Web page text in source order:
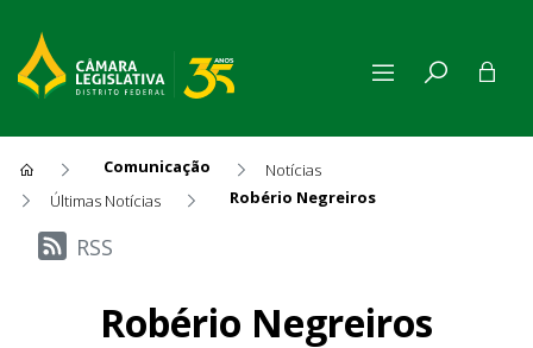
Comunicação
Notícias
Últimas Notícias
Robério Negreiros
Últimas Notícias
RSS
Robério Negreiros